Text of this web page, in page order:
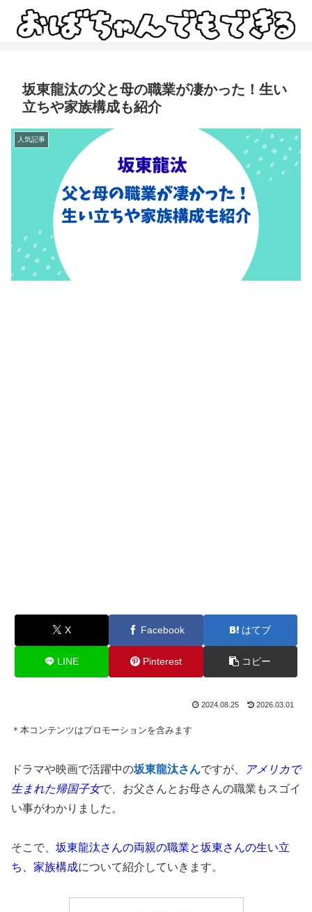
坂東龍汰の父と母の職業が凄かった！生い
立ちや家族構成も紹介
人気記事
X Facebook はてブ
LINE Pinterest コピー
2024.08.25 2026.03.01
＊本コンテンツはプロモーションを含みます
ドラマや映画で活躍中の坂東龍汰さんですが、
アメリカで
生まれた帰国子女で、お父さんとお母さんの職業もスゴイ
い事がわかりました。
そこで、 坂東龍汰さんの両親の職業と坂東さんの生い立
ち、家族構成について紹介していきます。